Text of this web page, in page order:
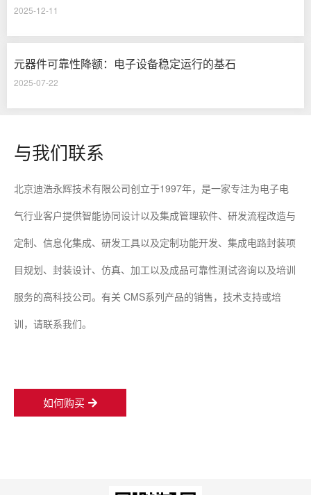
2025-12-11
元器件可靠性降额：电子设备稳定运行的基石
2025-07-22
与我们联系
北京迪浩永辉技术有限公司创立于1997年，是一家专注为电子电
气行业客户提供智能协同设计以及集成管理软件、研发流程改造与
定制、信息化集成、研发工具以及定制功能开发、集成电路封装项
目规划、封装设计、仿真、加工以及成品可靠性测试咨询以及培训
服务的高科技公司。有关 CMS系列产品的销售，技术支持或培
训，请联系我们。
如何购买